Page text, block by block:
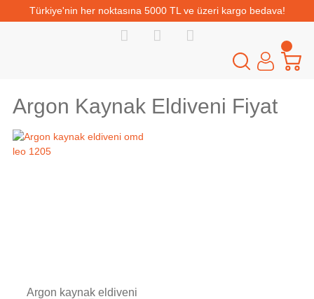
Türkiye'nin her noktasına 5000 TL ve üzeri kargo bedava!
Argon Kaynak Eldiveni Fiyat
Argon kaynak eldiveni